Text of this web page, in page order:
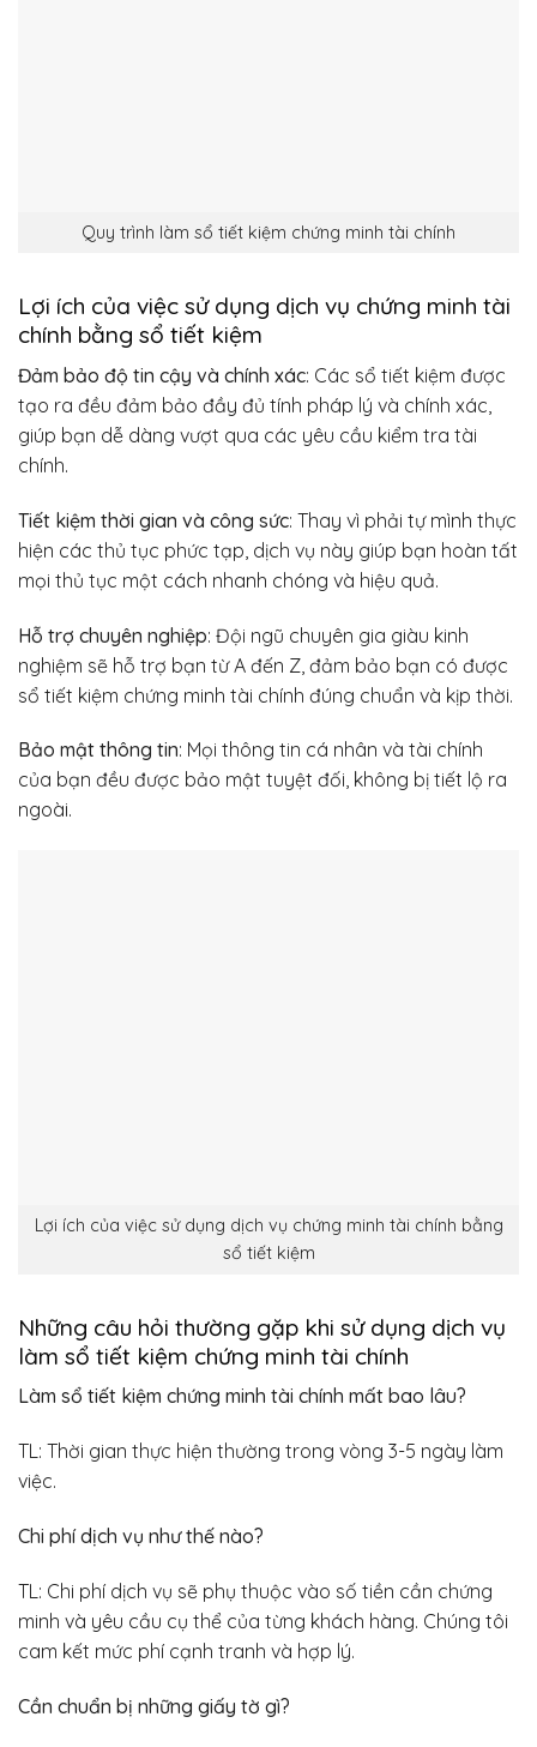
Quy trình làm sổ tiết kiệm chứng minh tài chính
Lợi ích của việc sử dụng dịch vụ chứng minh tài
chính bằng sổ tiết kiệm
Đảm bảo độ tin cậy và chính xác: Các sổ tiết kiệm được
tạo ra đều đảm bảo đầy đủ tính pháp lý và chính xác,
giúp bạn dễ dàng vượt qua các yêu cầu kiểm tra tài
chính.
Tiết kiệm thời gian và công sức: Thay vì phải tự mình thực
hiện các thủ tục phức tạp, dịch vụ này giúp bạn hoàn tất
mọi thủ tục một cách nhanh chóng và hiệu quả.
Hỗ trợ chuyên nghiệp: Đội ngũ chuyên gia giàu kinh
nghiệm sẽ hỗ trợ bạn từ A đến Z, đảm bảo bạn có được
sổ tiết kiệm chứng minh tài chính đúng chuẩn và kịp thời.
Bảo mật thông tin: Mọi thông tin cá nhân và tài chính
của bạn đều được bảo mật tuyệt đối, không bị tiết lộ ra
ngoài.
Lợi ích của việc sử dụng dịch vụ chứng minh tài chính bằng
sổ tiết kiệm
Những câu hỏi thường gặp khi sử dụng dịch vụ
làm sổ tiết kiệm chứng minh tài chính
Làm sổ tiết kiệm chứng minh tài chính mất bao lâu?
TL: Thời gian thực hiện thường trong vòng 3-5 ngày làm
việc.
Chi phí dịch vụ như thế nào?
TL: Chi phí dịch vụ sẽ phụ thuộc vào số tiền cần chứng
minh và yêu cầu cụ thể của từng khách hàng. Chúng tôi
cam kết mức phí cạnh tranh và hợp lý.
Cần chuẩn bị những giấy tờ gì?